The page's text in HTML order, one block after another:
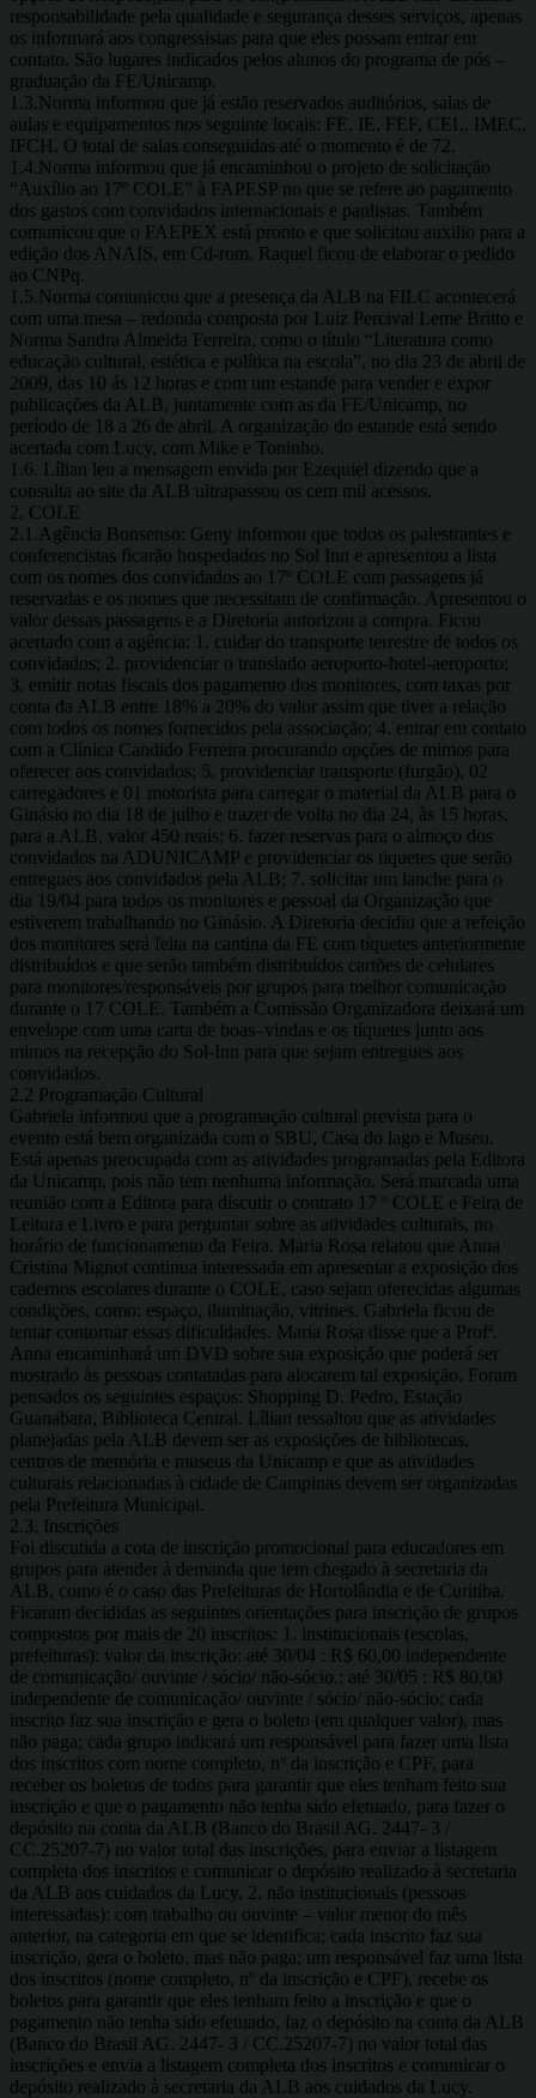
responsabilidade pela qualidade e segurança desses serviços, apenas
os informará aos congressistas para que eles possam entrar em
contato. São lugares indicados pelos alunos do programa de pós –
graduação da FE/Unicamp.
1.3.Norma informou que já estão reservados auditórios, salas de
aulas e equipamentos nos seguinte locais: FE, IE, FEF, CEL, IMEC,
IFCH. O total de salas conseguidas até o momento é de 72.
1.4.Norma informou que já encaminhou o projeto de solicitação
“Auxílio ao 17º COLE” à FAPESP no que se refere ao pagamento
dos gastos com convidados internacionais e paulistas. Também
comunicou que o FAEPEX está pronto e que solicitou auxilio para a
edição dos ANAIS, em Cd-rom. Raquel ficou de elaborar o pedido
ao CNPq.
1.5.Norma comunicou que a presença da ALB na FILC acontecerá
com uma mesa – redonda composta por Luiz Percival Leme Britto e
Norma Sandra Almeida Ferreira, como o título “Literatura como
educação cultural, estética e política na escola”, no dia 23 de abril de
2009, das 10 ás 12 horas e com um estande para vender e expor
publicações da ALB, juntamente com as da FE/Unicamp, no
período de 18 a 26 de abril. A organização do estande está sendo
acertada com Lucy, com Mike e Toninho.
1.6. Lílian leu a mensagem envida por Ezequiel dizendo que a
consulta ao site da ALB ultrapassou os cem mil acessos.
2. COLE
2.1.Agência Bonsenso: Geny informou que todos os palestrantes e
conferencistas ficarão hospedados no Sol Inn e apresentou a lista
com os nomes dos convidados ao 17º COLE com passagens já
reservadas e os nomes que necessitam de confirmação. Apresentou o
valor dessas passagens e a Diretoria autorizou a compra. Ficou
acertado com a agência: 1. cuidar do transporte terrestre de todos os
convidados; 2. providenciar o translado aeroporto-hotel-aeroporto;
3. emitir notas fiscais dos pagamento dos monitores, com taxas por
conta da ALB entre 18% a 20% do valor assim que tiver a relação
com todos os nomes fornecidos pela associação; 4. entrar em contato
com a Clínica Candido Ferreira procurando opções de mimos para
oferecer aos convidados; 5. providenciar transporte (furgão), 02
carregadores e 01 motorista para carregar o material da ALB para o
Ginásio no dia 18 de julho e trazer de volta no dia 24, às 15 horas,
para a ALB, valor 450 reais; 6. fazer reservas para o almoço dos
convidados na ADUNICAMP e providenciar os tiquetes que serão
entregues aos convidados pela ALB; 7. solicitar um lanche para o
dia 19/04 para todos os monitores e pessoal da Organização que
estiverem trabalhando no Ginásio. A Diretoria decidiu que a refeição
dos monitores será feita na cantina da FE com tíquetes anteriormente
distribuídos e que serão também distribuídos cartões de celulares
para monitores/responsáveis por grupos para melhor comunicação
durante o 17 COLE. Também a Comissão Organizadora deixará um
envelope com uma carta de boas–vindas e os tíquetes junto aos
mimos na recepção do Sol-Inn para que sejam entregues aos
convidados.
2.2 Programação Cultural
Gabriela informou que a programação cultural prevista para o
evento está bem organizada com o SBU, Casa do lago e Museu.
Está apenas preocupada com as atividades programadas pela Editora
da Unicamp, pois não tem nenhuma informação. Será marcada uma
reunião com a Editora para discutir o contrato 17 º COLE e Feira de
Leitura e Livro e para perguntar sobre as atividades culturais, no
horário de funcionamento da Feira. Maria Rosa relatou que Anna
Cristina Mignot continua interessada em apresentar a exposição dos
cadernos escolares durante o COLE, caso sejam oferecidas algumas
condições, como: espaço, iluminação, vitrines. Gabriela ficou de
tentar contornar essas dificuldades. Maria Rosa disse que a Profª.
Anna encaminhará um DVD sobre sua exposição que poderá ser
mostrado às pessoas contatadas para alocarem tal exposição. Foram
pensados os seguintes espaços: Shopping D. Pedro, Estação
Guanabara, Biblioteca Central. Lílian ressaltou que as atividades
planejadas pela ALB devem ser as exposições de bibliotecas,
centros de memória e museus da Unicamp e que as atividades
culturais relacionadas à cidade de Campinas devem ser organizadas
pela Prefeitura Municipal.
2.3. Inscrições
Foi discutida a cota de inscrição promocional para educadores em
grupos para atender à demanda que tem chegado à secretaria da
ALB, como é o caso das Prefeituras de Hortolândia e de Curitiba.
Ficaram decididas as seguintes orientações para inscrição de grupos
compostos por mais de 20 inscritos: 1. institucionais (escolas,
prefeituras): valor da inscrição: até 30/04 : R$ 60,00 independente
de comunicação/ ouvinte / sócio/ não-sócio.; até 30/05 : R$ 80,00
independente de comunicação/ ouvinte / sócio/ não-sócio; cada
inscrito faz sua inscrição e gera o boleto (em qualquer valor), mas
não paga; cada grupo indicará um responsável para fazer uma lista
dos inscritos com nome completo, nº da inscrição e CPF, para
receber os boletos de todos para garantir que eles tenham feito sua
inscrição e que o pagamento não tenha sido efetuado, para fazer o
depósito na conta da ALB (Banco do Brasil AG. 2447- 3 /
CC.25207-7) no valor total das inscrições, para enviar a listagem
completa dos inscritos e comunicar o depósito realizado à secretaria
da ALB aos cuidados da Lucy. 2. não institucionais (pessoas
interessadas): com trabalho ou ouvinte – valor menor do mês
anterior, na categoria em que se identifica; cada inscrito faz sua
inscrição, gera o boleto, mas não paga; um responsável faz uma lista
dos inscritos (nome completo, nº da inscrição e CPF), recebe os
boletos para garantir que eles tenham feito a inscrição e que o
pagamento não tenha sido efetuado, faz o depósito na conta da ALB
(Banco do Brasil AG. 2447- 3 / CC.25207-7) no valor total das
inscrições e envia a listagem completa dos inscritos e comunicar o
depósito realizado à secretaria da ALB aos cuidados da Lucy.